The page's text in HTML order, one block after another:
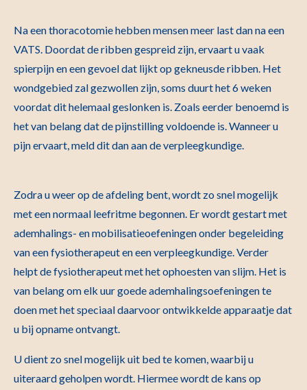
Na een thoracotomie hebben mensen meer last dan na een
VATS. Doordat de ribben gespreid zijn, ervaart u vaak
spierpijn en een gevoel dat lijkt op gekneusde ribben. Het
wondgebied zal gezwollen zijn, soms duurt het 6 weken
voordat dit helemaal geslonken is. Zoals eerder benoemd is
het van belang dat de pijnstilling voldoende is. Wanneer u
pijn ervaart, meld dit dan aan de verpleegkundige.
Zodra u weer op de afdeling bent, wordt zo snel mogelijk
met een normaal leefritme begonnen. Er wordt gestart met
ademhalings- en mobilisatieoefeningen onder begeleiding
van een fysiotherapeut en een verpleegkundige. Verder
helpt de fysiotherapeut met het ophoesten van slijm. Het is
van belang om elk uur goede ademhalingsoefeningen te
doen met het speciaal daarvoor ontwikkelde apparaatje dat
u bij opname ontvangt.
U dient zo snel mogelijk uit bed te komen, waarbij u
uiteraard geholpen wordt. Hiermee wordt de kans op